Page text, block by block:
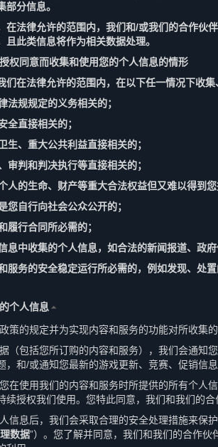
分信息。
在法律允许的范围内，我们和/或我们的合作伙
且此类信息将作为相关数据处理。
权同意而收集和使用您的个人信息的情形
们在法律允许的范围内，在以下任一情况下收
法规规定的义务相关的；
全直接相关的；
生、重大公共利益直接相关的；
审判和判决执行等直接相关的；
人的生命、财产等重大合法权益但又难以得到您
您自行向社会公众公开的；
履行合同所必需的；
息中收集的个人信息，如合法的新闻报道、政府
服务的安全稳定运行所必需的，例如发现、处置
个人信息 ⏶
策的规定并为实现内容和服务的功能对所收集的
（包括您所订购的内容和服务），我们会通
，和/或通知您最新的游戏更新、竞赛、促销信息
您在使用我们的内容和服务时所提供的所有个
续授权我们使用。您特此同意，我们和我们的合
人信息后，我们会采取合理的安全处理措施来
数据”）。您了解并同意，我们和我们的合作